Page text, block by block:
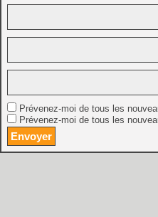
Prévenez-moi de tous les
Prévenez-moi de tous les